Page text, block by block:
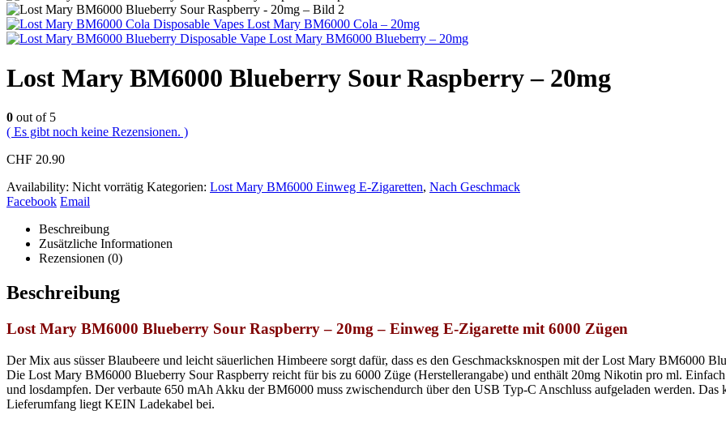
Lost Mary BM6000 Cola – 20mg
Lost Mary BM6000 Blueberry – 20mg
Lost Mary BM6000 Blueberry Sour Raspberry – 20mg
0 out of 5
( Es gibt noch keine Rezensionen. )
CHF 20.90
Availability: Nicht vorrätig Kategorien: Lost Mary BM6000 Einweg E-Zigaretten, Nach Geschmack
Facebook Email
Beschreibung
Zusätzliche Informationen
Rezensionen (0)
Beschreibung
Lost Mary BM6000 Blueberry Sour Raspberry – 20mg – Einweg E-Zigarette mit 6000 Zügen
Der Mix aus süsserBlaubeere und leicht säuerlichen Himbeere sorgt dafür, dass es den Geschmacksknospen mit der Lost Mary BM6000
Die Lost Mary BM6000 Blueberry Sour Raspberry reicht für bis zu 6000 Züge (Herstellerangabe) und enthält 20mg Nikotin pro ml. Einfach
und losdampfen. Der verbaute 650 mAh Akku der BM6000 muss zwischendurch über den USB Typ-C Anschluss aufgeladen werden.
Lieferumfang liegt KEIN Ladekabel bei.